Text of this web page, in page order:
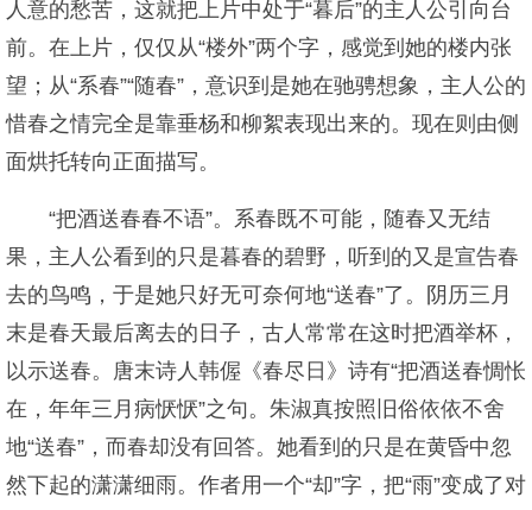
人意的愁苦，这就把上片中处于“暮后”的主人公引向台
前。在上片，仅仅从“楼外”两个字，感觉到她的楼内张
望；从“系春”“随春”，意识到是她在驰骋想象，主人公的
惜春之情完全是靠垂杨和柳絮表现出来的。现在则由侧
面烘托转向正面描写。
“把酒送春春不语”。系春既不可能，随春又无结
果，主人公看到的只是暮春的碧野，听到的又是宣告春
去的鸟鸣，于是她只好无可奈何地“送春”了。阴历三月
末是春天最后离去的日子，古人常常在这时把酒举杯，
以示送春。唐末诗人韩偓《春尽日》诗有“把酒送春惆怅
在，年年三月病恹恹”之句。朱淑真按照旧俗依依不舍
地“送春”，而春却没有回答。她看到的只是在黄昏中忽
然下起的潇潇细雨。作者用一个“却”字，把“雨”变成了对